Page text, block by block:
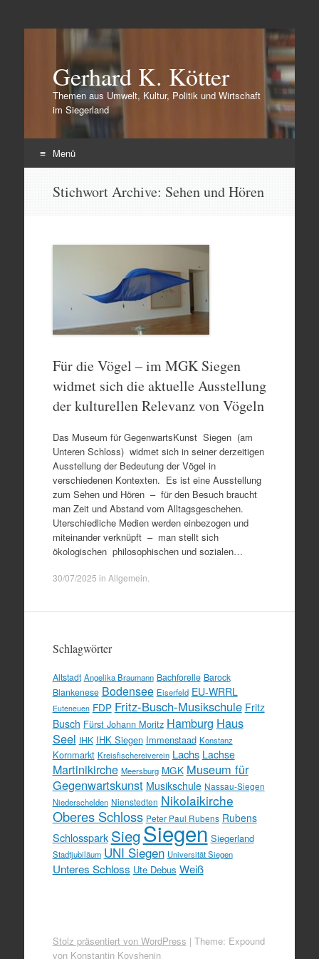
Gerhard K. Kötter
Themen aus Umwelt, Kultur, Politik und Wirtschaft
im Siegerland
Menü
Stichwort Archive: Sehen und Hören
Für die Vögel – im MGK Siegen
widmet sich die aktuelle Ausstellung
der kulturellen Relevanz von Vögeln
Das Museum für GegenwartsKunst Siegen (am
Unteren Schloss) widmet sich in seiner derzeitigen
Ausstellung der Bedeutung der Vögel in
verschiedenen Kontexten. Es ist eine Ausstellung
zum Sehen und Hören – für den Besuch braucht
man Zeit und Abstand vom Alltagsgeschehen.
Uterschiedliche Medien werden einbezogen und
miteinander verknüpft – man stellt sich
ökologischen philosophischen und sozialen…
30/07/2025 in Allgemein
Schlagwörter
Altstadt Angelika Braumann Bachforelle Barock
Blankenese Bodensee Eiserfeld EU-WRRL
Euteneuen FDP Fritz-Busch-Musikschule Fritz
Busch Fürst Johann Moritz Hamburg Haus
Seel IHK IHK Siegen Immenstaad Konstanz
Kornmarkt Kreisfischereiverein Lachs Lachse
Martinikirche Meersburg MGK Museum für
Gegenwartskunst Musikschule Nassau-Siegen
Niederschelden Nienstedten Nikolaikirche
Oberes Schloss Peter Paul Rubens Rubens
Schlosspark SiegSiegen Siegerland
Stadtjubiläum UNI Siegen Universität Siegen
Unteres Schloss Ute Debus Weiß
Stolz präsentiert von WordPress | Theme: Expound
von Konstantin Kovshenin